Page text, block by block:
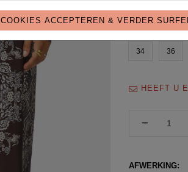
MAAT:*
34 36
HEEFT U
AFWERKING:
COOKIES ACCEPTEREN & VERDER